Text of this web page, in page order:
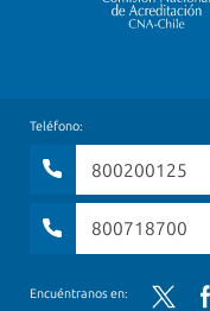
Teléfono:
800200125
800718700
Encuéntranos en: Twitter